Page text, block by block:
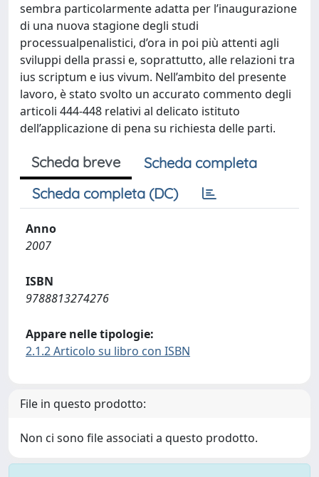
sembra particolarmente adatta per l’inaugurazione
di una nuova stagione degli studi
processualpenalistici, d’ora in poi più attenti agli
sviluppi della prassi e, soprattutto, alle relazioni tra
ius scriptum e ius vivum. Nell’ambito del presente
lavoro, è stato svolto un accurato commento degli
articoli 444-448 relativi al delicato istituto
dell’applicazione di pena su richiesta delle parti.
Scheda breve
Scheda completa
Scheda completa (DC)
Anno
2007
ISBN
9788813274276
Appare nelle tipologie:
2.1.2 Articolo su libro con ISBN
File in questo prodotto:
Non ci sono file associati a questo prodotto.